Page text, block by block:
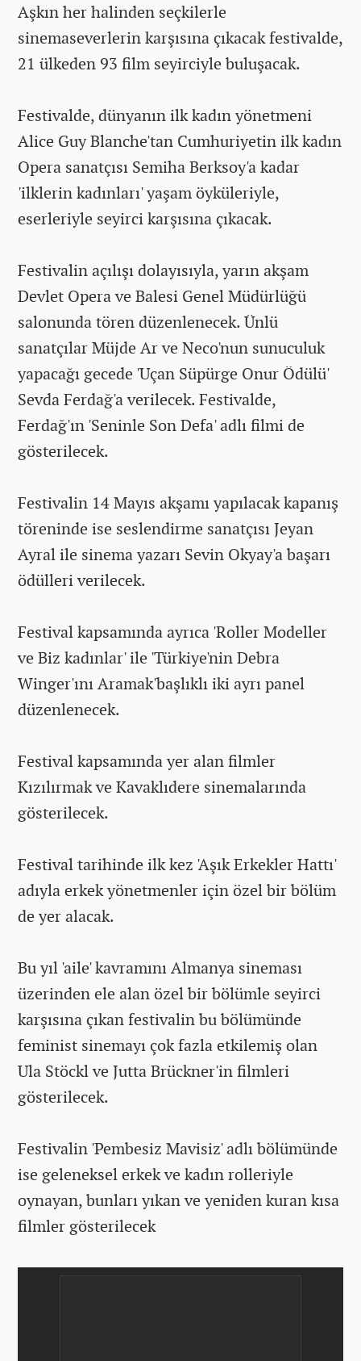
Aşkın her halinden seçkilerle
sinemaseverlerin karşısına çıkacak festivalde,
21 ülkeden 93 film seyirciyle buluşacak.
Festivalde, dünyanın ilk kadın yönetmeni
Alice Guy Blanche'tan Cumhuriyetin ilk kadın
Opera sanatçısı Semiha Berksoy'a kadar
'ilklerin kadınları' yaşam öyküleriyle,
eserleriyle seyirci karşısına çıkacak.
Festivalin açılışı dolayısıyla, yarın akşam
Devlet Opera ve Balesi Genel Müdürlüğü
salonunda tören düzenlenecek. Ünlü
sanatçılar Müjde Ar ve Neco'nun sunuculuk
yapacağı gecede 'Uçan Süpürge Onur Ödülü'
Sevda Ferdağ'a verilecek. Festivalde,
Ferdağ'ın 'Seninle Son Defa' adlı filmi de
gösterilecek.
Festivalin 14 Mayıs akşamı yapılacak kapanış
töreninde ise seslendirme sanatçısı Jeyan
Ayral ile sinema yazarı Sevin Okyay'a başarı
ödülleri verilecek.
Festival kapsamında ayrıca 'Roller Modeller
ve Biz kadınlar' ile 'Türkiye'nin Debra
Winger'ını Aramak'başlıklı iki ayrı panel
düzenlenecek.
Festival kapsamında yer alan filmler
Kızılırmak ve Kavaklıdere sinemalarında
gösterilecek.
Festival tarihinde ilk kez 'Aşık Erkekler Hattı'
adıyla erkek yönetmenler için özel bir bölüm
de yer alacak.
Bu yıl 'aile' kavramını Almanya sineması
üzerinden ele alan özel bir bölümle seyirci
karşısına çıkan festivalin bu bölümünde
feminist sinemayı çok fazla etkilemiş olan
Ula Stöckl ve Jutta Brückner'in filmleri
gösterilecek.
Festivalin 'Pembesiz Mavisiz' adlı bölümünde
ise geleneksel erkek ve kadın rolleriyle
oynayan, bunları yıkan ve yeniden kuran kısa
filmler gösterilecek